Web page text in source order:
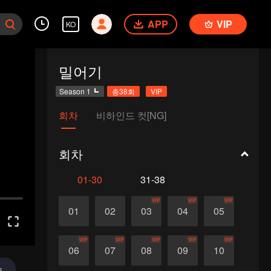
KO APP VIP
밀어기
Season 1 총38회 VIP
회차 비하인드 컷[NG]
회차
01-30 31-38
01 02 03
VIP
04
VIP
05
VIP
06
VIP
07
VIP
08
VIP
09
VIP
10
VIP